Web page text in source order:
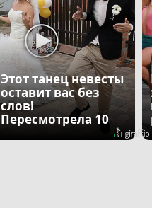
Этот танец невесты
оставит вас без
слов!
Пересмотрела 10